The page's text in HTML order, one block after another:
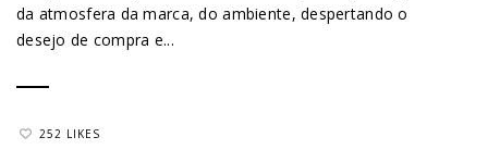
da atmosfera da marca, do ambiente, despertando o
desejo de compra e...
252 LIKES